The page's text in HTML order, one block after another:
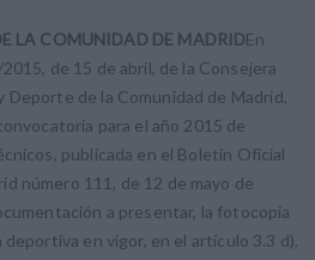
LA COMUNIDAD DE MADRIDEn
de 15 de abril, de la Consejera
Deporte de la Comunidad de Madrid,
para el año 2015 de
publicada en el Boletín Oficial
número 111, de 12 de mayo de
a presentar, la fotocopia
deportiva en vigor, en el artículo 3.3 d).